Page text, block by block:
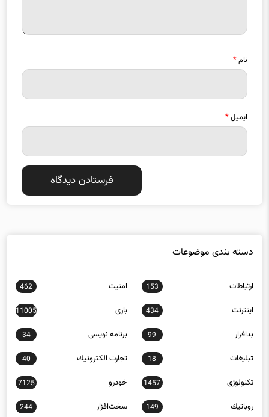
نام*
ایمیل*
دسته بندی موضوعات
ارتباطات 153 امنيت 462
اينترنت 434 بازی 11005
بدافزار 99 برنامه نويسی 34
تبلیغات 18 تجارت الكترونيك 40
تکنولوژی 1457 خودرو 7125
روباتيك 149 سخت‌افزار 244